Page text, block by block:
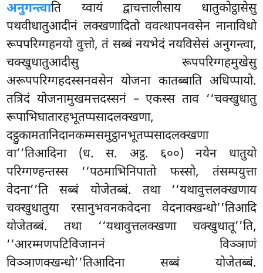
अनुगन्त्वाति य्वायं द्वाचत्तालीसाय धातुकोट्ठासेसु
पथवीधातुआदीनं लक्खणादितो ववत्थापनवसेन नानाविधो
रूपपरिग्गहनयो वुत्तो, तं सब्बं नयभेदं नयविसेसं अनुगन्त्वा,
चक्खुधातुआदीसु रूपपरिग्गहमुखेसु
अरूपपरिग्गहदस्सनवसेन योजना कातब्बाति अधिप्पायो.
तत्रिदं योजनामुखमत्तदस्सनं – एकस्स ताव ‘‘चक्खुधातु
रूपाभिघातारहभूतप्पसादलक्खणा,
दट्ठुकामतानिदानकम्मसमुट्ठानभूतप्पसादलक्खणा
वा’’तिआदिना (ध. स. अट्ठ. ६००) नयेन धातुयो
परिग्गण्हन्तस्स ‘‘पठमाभिनिपातो फस्सो, तंसम्पयुत्ता
वेदना’’ति सब्बं योजेतब्बं. तथा ‘‘यथावुत्तलक्खणाय
चक्खुधातुया रसानुभवनकवेदना वेदनाक्खन्धो’’तिआदि
योजेतब्बं. तथा ‘‘यथावुत्तलक्खणा चक्खुधातू’’ति,
‘‘आरम्मणपटिविजाननं विञ्ञाणं
विञ्ञाणक्खन्धो’’तिआदिना सब्बं योजेतब्बं.